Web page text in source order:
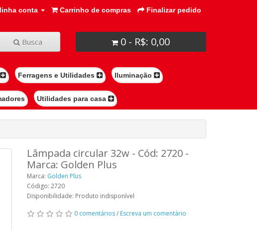
conta Carrinho de compras Finalizar pedido
Busca 0 - R$: 0,00
Ferragens e Utilidades Iluminação
Utilidades para casa
Lâmpada circular 32w - Cód: 2720 -
Marca: Golden Plus
Marca: Golden Plus
Código: 2720
Disponibilidade: Produto indisponível
0 comentários/ Escreva um comentário